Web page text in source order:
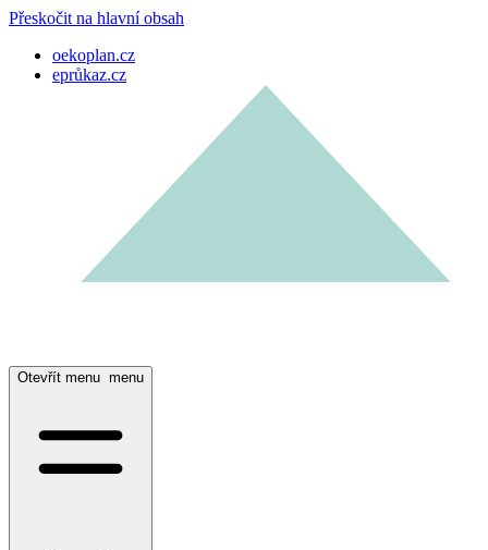
Přeskočit na hlavní obsah
oekoplan.cz
eprůkaz.cz
Otevřít menu menu